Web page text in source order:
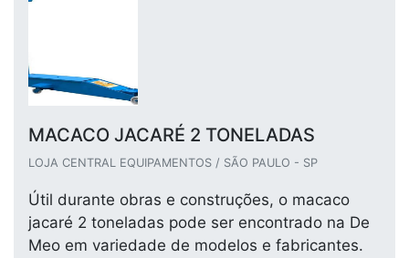
MACACO JACARÉ 2 TONELADAS
LOJA CENTRAL EQUIPAMENTOS / SÃO PAULO - SP
Útil durante obras e construções, o macaco
jacaré 2 toneladas pode ser encontrado na De
Meo em variedade de modelos e fabricantes.